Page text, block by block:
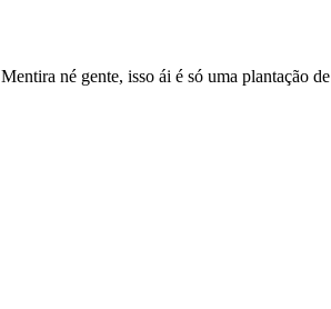
Mentira né gente, isso ái é só uma plantação